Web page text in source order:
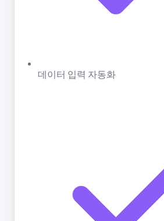
데이터 입력 자동화